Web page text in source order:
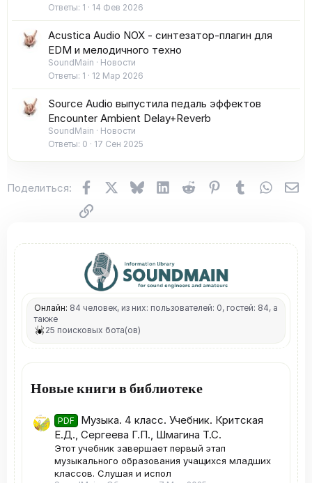
Ответы 1 14 Фев 2026
Acustica Audio NOX - синтезатор-плагин для
EDM и мелодичного техно
SoundMain
Новости
Ответы 1 12 Мар 2026
Source Audio выпустила педаль эффектов
Encounter Ambient Delay+Reverb
SoundMain
Новости
Ответы 0 17 Сен 2025
Поделиться: FacebookX (Twitter)
BlueskyLinkedInReddit Pinterest
Tumblr
Ссылка
Онлайн: 84 человек, из них: пользователей: 0, гостей: 84, а
также
25 поисковых бота(ов)
Новые книги в библиотеке
PDF
Музыка. 4 класс. Учебник. Критская
Е.Д., Сергеева Г.П., Шмагина Т.С.
Этот учебник завершает первый этап
музыкального образования учащихся младших
классов. Слушая и испол